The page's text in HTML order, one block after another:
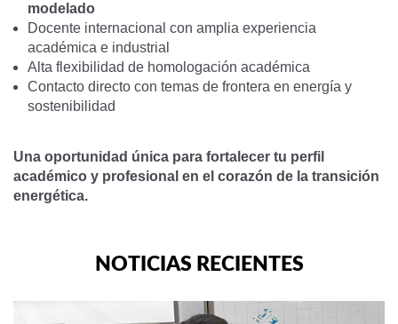
modelado
Docente internacional con amplia experiencia
académica e industrial
Alta flexibilidad de homologación académica
Contacto directo con temas de frontera en energía y
sostenibilidad
Una oportunidad única para fortalecer tu perfil
académico y profesional en el corazón de la transición
energética.
NOTICIAS RECIENTES